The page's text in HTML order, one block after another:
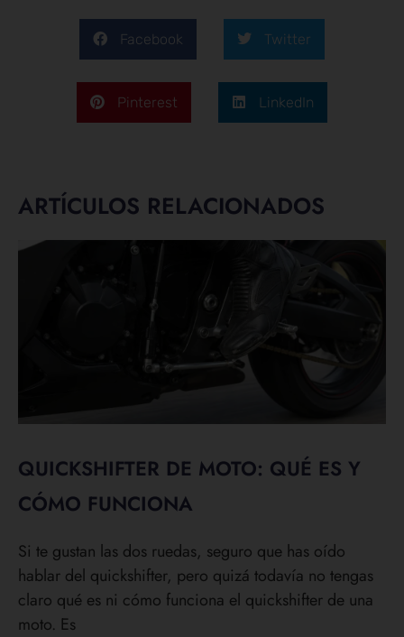
Facebook Twitter
Pinterest LinkedIn
ARTÍCULOS RELACIONADOS
QUICKSHIFTER DE MOTO: QUÉ ES Y
CÓMO FUNCIONA
Si te gustan las dos ruedas, seguro que has oído
hablar del quickshifter, pero quizá todavía no tengas
claro qué es ni cómo funciona el quickshifter de una
moto. Es